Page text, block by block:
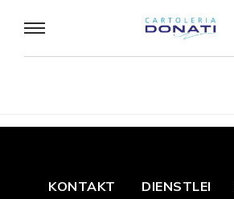
KONTAKT
DIENSTLEI